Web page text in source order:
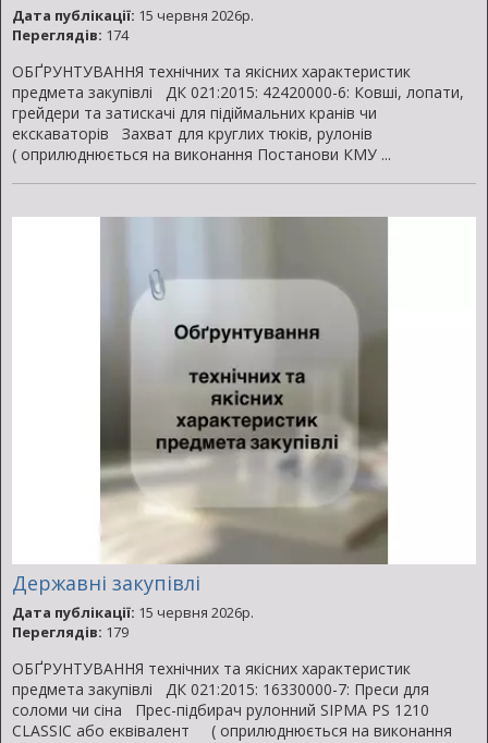
Дата публікації: 15 червня 2026р.
Переглядів: 174
ОБҐРУНТУВАННЯ технічних та якісних характеристик
предмета закупівлі ДК 021:2015: 42420000-6: Ковші, лопати,
грейдери та затискачі для підіймальних кранів чи
екскаваторів Захват для круглих тюків, рулонів
( оприлюднюється на виконання Постанови КМУ ...
Державні закупівлі
Дата публікації: 15 червня 2026р.
Переглядів: 179
ОБҐРУНТУВАННЯ технічних та якісних характеристик
предмета закупівлі ДК 021:2015: 16330000-7: Преси для
соломи чи сіна Прес-підбирач рулонний SIPMA PS 1210
CLASSIC або еквівалент ( оприлюднюється на виконання